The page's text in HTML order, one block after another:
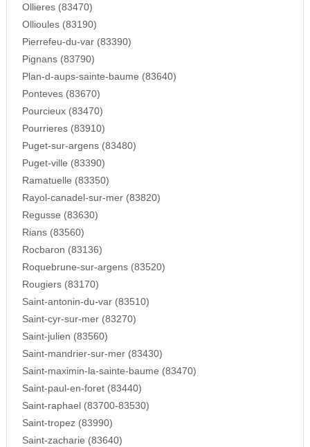
Ollieres (83470)
Ollioules (83190)
Pierrefeu-du-var (83390)
Pignans (83790)
Plan-d-aups-sainte-baume (83640)
Ponteves (83670)
Pourcieux (83470)
Pourrieres (83910)
Puget-sur-argens (83480)
Puget-ville (83390)
Ramatuelle (83350)
Rayol-canadel-sur-mer (83820)
Regusse (83630)
Rians (83560)
Rocbaron (83136)
Roquebrune-sur-argens (83520)
Rougiers (83170)
Saint-antonin-du-var (83510)
Saint-cyr-sur-mer (83270)
Saint-julien (83560)
Saint-mandrier-sur-mer (83430)
Saint-maximin-la-sainte-baume (83470)
Saint-paul-en-foret (83440)
Saint-raphael (83700-83530)
Saint-tropez (83990)
Saint-zacharie (83640)